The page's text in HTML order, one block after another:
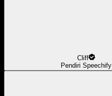
Cliff
Pendiri Speechify